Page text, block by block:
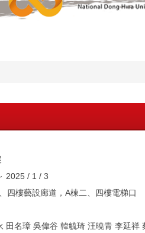
2025 / 1 / 3
四樓藝設廊道，A棟二、四樓電梯口
田名璋 吳偉谷 韓毓琦 汪曉青 李延祥